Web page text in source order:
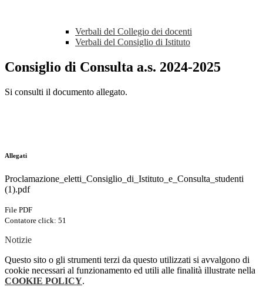
Verbali del Collegio dei docenti
Verbali del Consiglio di Istituto
Consiglio di Consulta a.s. 2024-2025
Si consulti il documento allegato.
Allegati
Proclamazione_eletti_Consiglio_di_Istituto_e_Consulta_studenti
(1).pdf
File PDF
Contatore click: 51
Notizie
Questo sito o gli strumenti terzi da questo utilizzati si avvalgono di
cookie necessari al funzionamento ed utili alle finalità illustrate nella
COOKIE POLICY.